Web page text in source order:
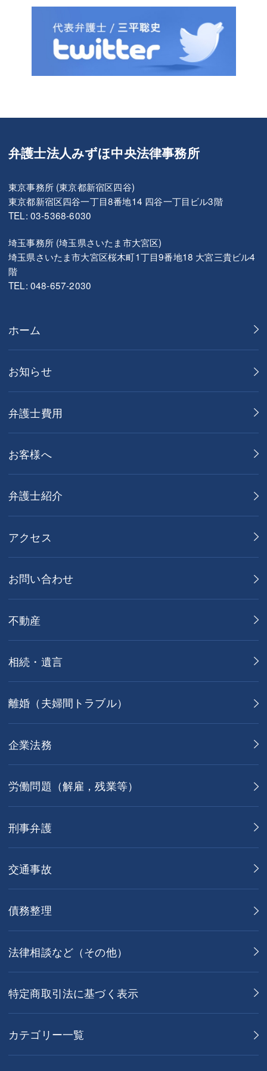
弁護士法人みずほ中央法律事務所
東京事務所 (東京都新宿区四谷)
東京都新宿区四谷一丁目8番地14 四谷一丁目ビル3階
TEL: 03-5368-6030
埼玉事務所 (埼玉県さいたま市大宮区)
埼玉県さいたま市大宮区桜木町1丁目9番地18 大宮三貴ビル4
階
TEL: 048-657-2030
ホーム
お知らせ
弁護士費用
お客様へ
弁護士紹介
アクセス
お問い合わせ
不動産
相続・遺言
離婚（夫婦間トラブル）
企業法務
労働問題（解雇，残業等）
刑事弁護
交通事故
債務整理
法律相談など（その他）
特定商取引法に基づく表示
カテゴリー一覧